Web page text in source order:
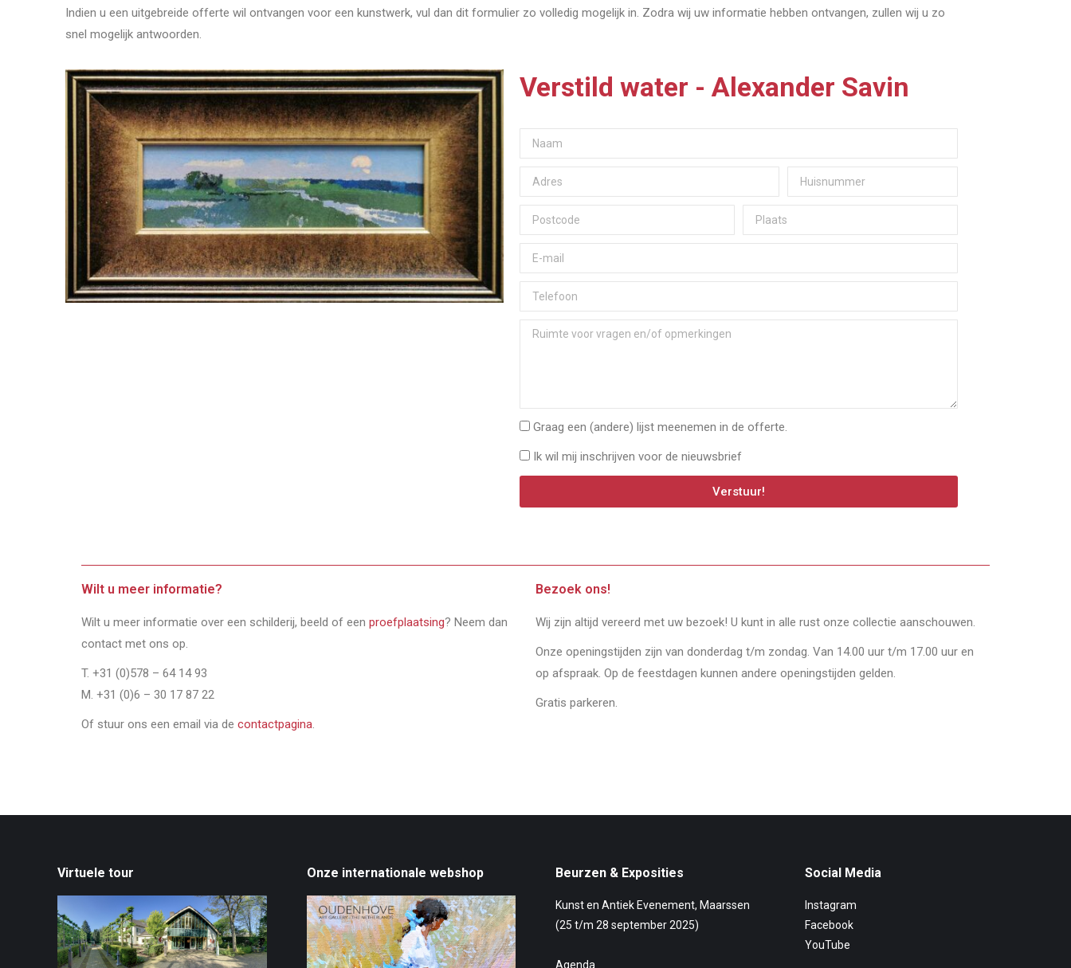
Indien u een uitgebreide offerte wil ontvangen voor een kunstwerk, vul dan dit formulier zo volledig mogelijk in. Zodra wij uw informatie hebben ontvangen, zullen wij u zo
snel mogelijk antwoorden.
Verstild water - Alexander Savin
Graag een (andere) lijst meenemen in de offerte.
Ik wil mij inschrijven voor de nieuwsbrief
Verstuur!
Wilt u meer informatie?
Wilt u meer informatie over een schilderij, beeld of een proefplaatsing? Neem dan
contact met ons op.
T. +31 (0)578 – 64 14 93
M. +31 (0)6 – 30 17 87 22
Of stuur ons een email via de contactpagina.
Bezoek ons!
Wij zijn altijd vereerd met uw bezoek! U kunt in alle rust onze collectie aanschouwen.
Onze openingstijden zijn van donderdag t/m zondag. Van 14.00 uur t/m 17.00 uur en
op afspraak. Op de feestdagen kunnen andere openingstijden gelden.
Gratis parkeren.
Virtuele tour Onze internationale webshop Beurzen & Exposities
Kunst en Antiek Evenement, Maarssen
(25 t/m 28 september 2025)
Agenda
Social Media
Instagram
Facebook
YouTube